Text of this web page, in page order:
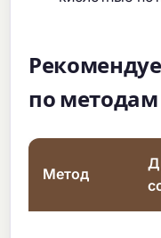
по
Метод